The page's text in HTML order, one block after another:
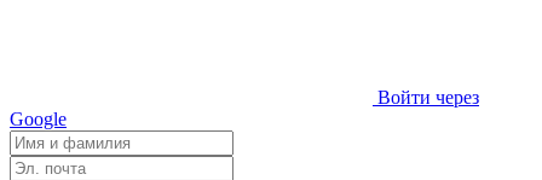
Войти через
Google